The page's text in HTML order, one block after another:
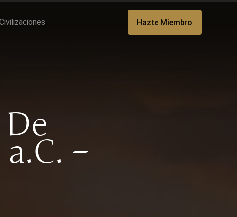
Civilizaciones Hazte Miembro
–